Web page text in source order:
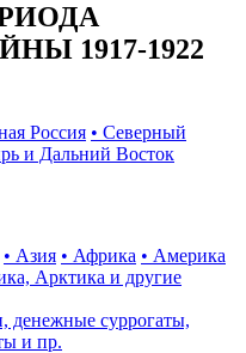
1917-1922
Россия • Северный
и Дальний Восток
• Азия • Африка • Америка
Арктика и другие
денежные суррогаты,
и пр.